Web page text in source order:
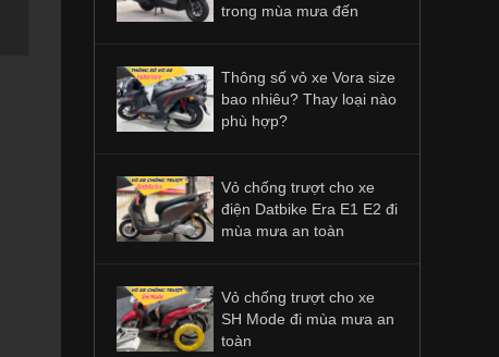
trong mùa mưa đến
Thông số vỏ xe Vora size
bao nhiêu? Thay loại nào
phù hợp?
Vỏ chống trượt cho xe
điện Datbike Era E1 E2 đi
mùa mưa an toàn
Vỏ chống trượt cho xe
SH Mode đi mùa mưa an
toàn